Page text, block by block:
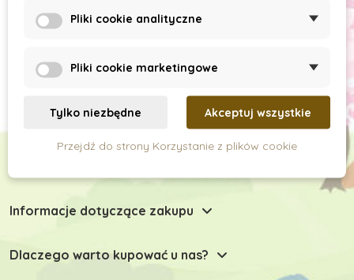
Informacje dotyczące zakupu
Dlaczego warto kupować u nas?
Pliki cookie analityczne
Pliki cookie marketingowe
Tylko niezbędne Akceptuj wszystkie
Przejdź do strony Korzystanie z plików cookie